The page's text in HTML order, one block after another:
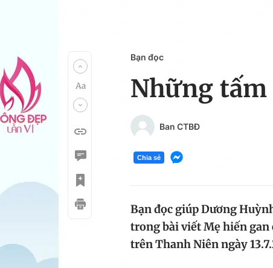
Bạn đọc
Những tấm
Ban CTBĐ
Chia sẻ
Bạn đọc giúp Dương
trong bài viết Mẹ hiến
trên Thanh Niên ngày